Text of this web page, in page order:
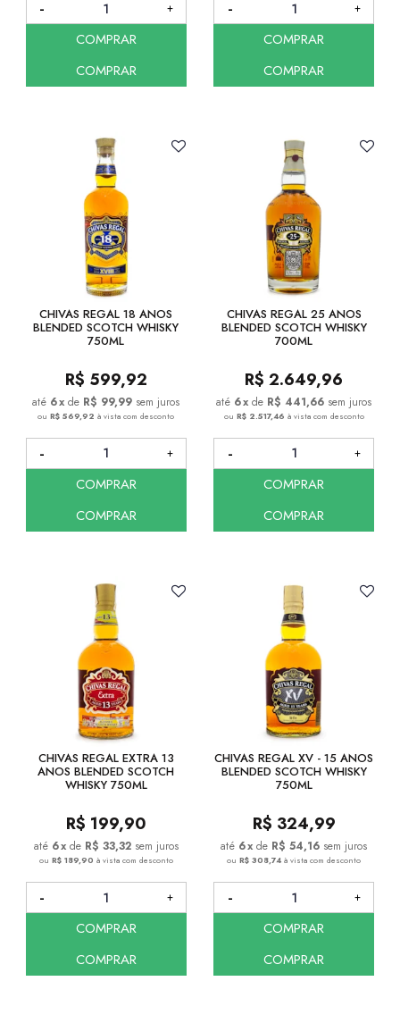
COMPRAR
COMPRAR
COMPRAR
COMPRAR
CHIVAS REGAL 18 ANOS
BLENDED SCOTCH WHISKY
750ML
R$ 599,92
6x de R$ 99,99 sem juros
ouR$ 569,92à vista com desconto
COMPRAR
COMPRAR
CHIVAS REGAL 25 ANOS
BLENDED SCOTCH WHISKY
700ML
R$ 2.649,96
6x de R$ 441,66 sem juros
ou R$ 2.517,46 à vista com desconto
COMPRAR
COMPRAR
CHIVAS REGAL EXTRA 13
ANOS BLENDED SCOTCH
WHISKY 750ML
R$ 199,90
6x de R$ 33,32 sem juros
ou R$ 189,90 à vista com desconto
COMPRAR
COMPRAR
CHIVAS REGAL XV - 15 ANOS
BLENDED SCOTCH WHISKY
750ML
R$ 324,99
6x de R$ 54,16 sem juros
ouR$ 308,74à vista com desconto
COMPRAR
COMPRAR